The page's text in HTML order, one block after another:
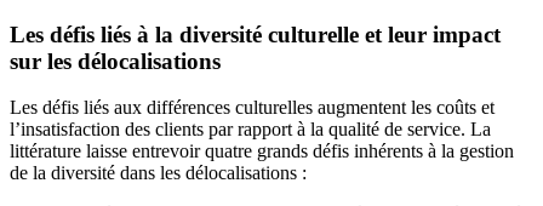
Les défis liés à la diversité culturelle et leur impact
sur les délocalisations
Les défis liés aux différences culturelles augmentent les coûts et
l’insatisfaction des clients par rapport à la qualité de service. La
littérature laisse entrevoir quatre grands défis inhérents à la gestion
de la diversité dans les délocalisations :